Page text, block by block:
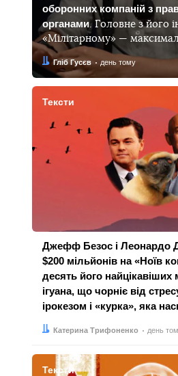
оборонних компаній з
органами. Головне з його
«Мілітарному» —
Автор:
Гліб Гусєв
Дата: день тому
Тексти
Джефф Безос і Леонардо
$200 мільйонів на «Ноїв
десять його
ігуана, що чорніє від
ірокезом і «курка», яка
Автор:
Катерина Трифоненко
Дата: день
Тексти